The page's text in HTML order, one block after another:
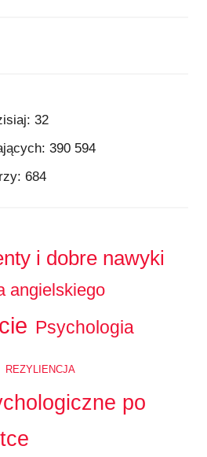
32
390 594
684
i dobre nawyki
angielskiego
Psychologia
REZYLIENCJA
po